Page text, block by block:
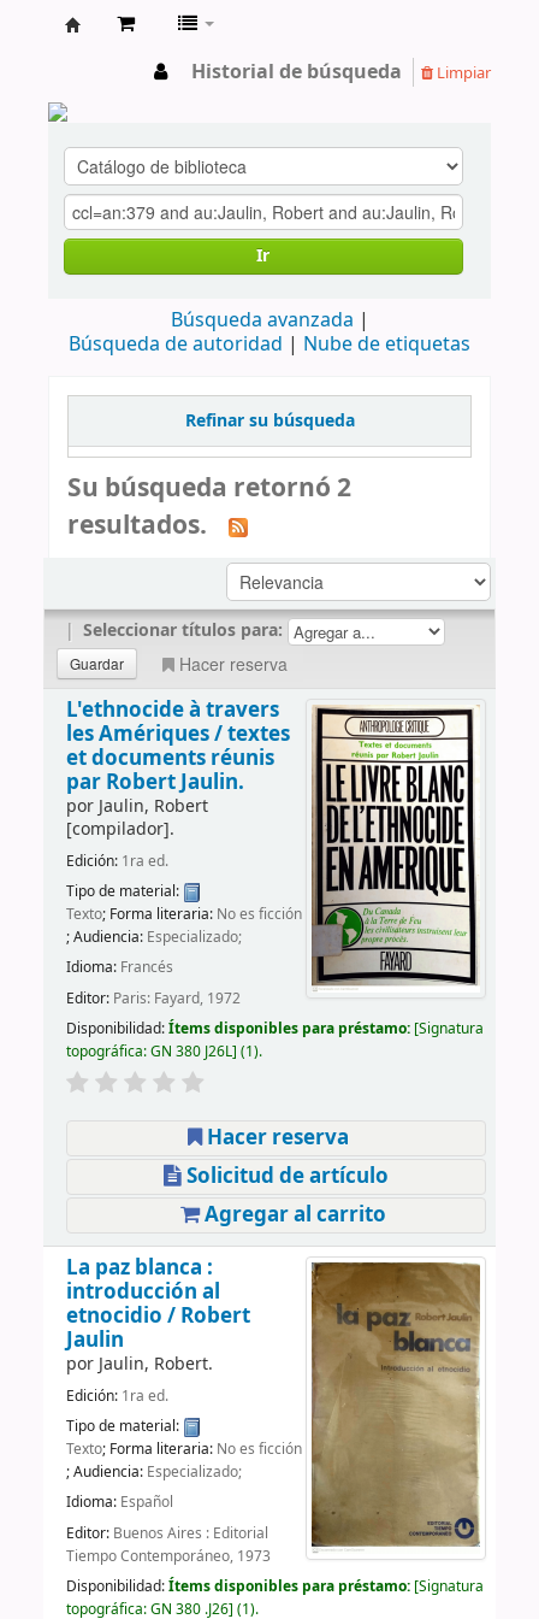
Historial de búsqueda Limpiar
Ir
Búsqueda avanzada
Búsqueda de autoridad
Nube de etiquetas
Refinar su búsqueda
Su búsqueda retornó 2
resultados.
| Seleccionar títulos para:
Hacer reserva
L'ethnocide à travers
les Amériques /textes
et documents réunis
par Robert Jaulin.
por Jaulin, Robert
[compilador].
Edición: 1ra ed.
Tipo de material:
Texto; Forma literaria: No es ficción
; Audiencia: Especializado;
Idioma: Francés
Editor: Paris: Fayard, 1972
Disponibilidad:Ítems disponibles para préstamo: Signatura
topográfica:GN 380 J26L (1).
Hacer reserva
Solicitud de artículo
Agregar al carrito
La paz blanca :
introducción al
etnocidio / Robert
Jaulin
por Jaulin, Robert.
Edición: 1ra ed.
Tipo de material:
Texto; Forma literaria: No es ficción
; Audiencia: Especializado;
Idioma: Español
Editor: Buenos Aires : Editorial
Tiempo Contemporáneo, 1973
Disponibilidad:Ítems disponibles para préstamo: Signatura
topográfica:GN 380 .J26 (1).